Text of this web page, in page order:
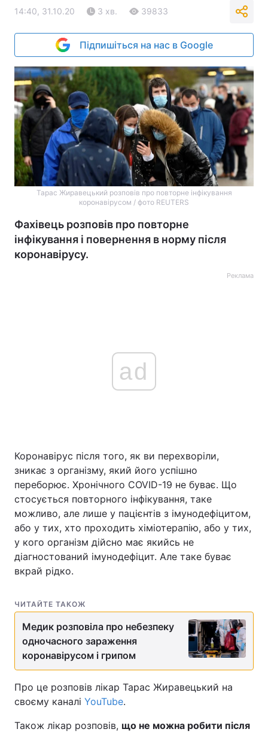
14:40, 31.10.20 3 хв. 39833
Підпишіться на нас в Google
Тарас Жиравецький розповів про повторне інфікування
коронавірусом / фото REUTERS
Фахівець розповів про повторне
інфікування і повернення в норму після
коронавірусу.
Реклама
ad
Коронавірус після того, як ви перехворіли,
зникає з організму, який його успішно
переборює. Хронічного COVID-19 не буває. Що
стосується повторного інфікування, таке
можливо, але лише у пацієнтів з імунодефіцитом,
або у тих, хто проходить хіміотерапію, або у тих,
у кого організм дійсно має якийсь не
діагностований імунодефіцит. Але таке буває
вкрай рідко.
ЧИТАЙТЕ ТАКОЖ
Медик розповіла про небезпеку
одночасного зараження
коронавірусом і грипом
Про це розповів лікар Тарас Жиравецький на
своєму каналі YouTube.
Також лікар розповів, що не можна робити після